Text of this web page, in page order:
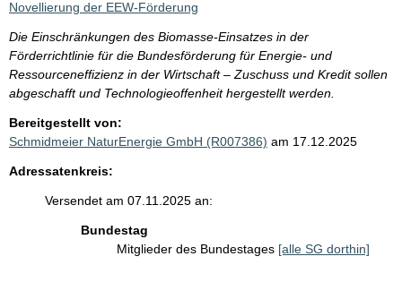
Novellierung der EEW-Förderung
Die Einschränkungen des Biomasse-Einsatzes in der
Förderrichtlinie für die Bundesförderung für Energie- und
Ressourceneffizienz in der Wirtschaft – Zuschuss und Kredit sollen
abgeschafft und Technologieoffenheit hergestellt werden.
Bereitgestellt von:
Schmidmeier NaturEnergie GmbH (R007386) am 17.12.2025
Adressatenkreis:
Versendet am 07.11.2025 an:
Bundestag
Mitglieder des Bundestages [alle SG dorthin]